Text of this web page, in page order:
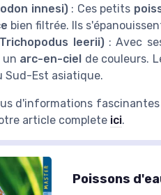
innesi): Ces petits
bien filtrée. Ils
leerii): Avec
un arc-en-ciel de couleurs.
Sud-Est asiatique.
d'informations
article complete ici.
Poissons